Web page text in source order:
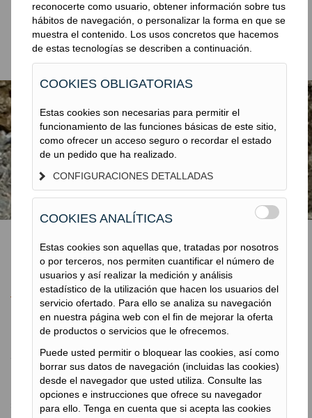
OBRAS
DESCARGAS
SOIL NAILING
Soil Nailing
TERRATEST
El Soil Nailing es una técnica utilizada para dar estabilidad al
suelo en las zonas donde los deslizamientos del terreno puedan
reconocerte como usuario, obtener información sobre tus
hábitos de navegación, o personalizar la forma en que se
muestra el contenido. Los usos concretos que hacemos
de estas tecnologías se describen a continuación.
COOKIES OBLIGATORIAS
Estas cookies son necesarias para permitir el
funcionamiento de las funciones básicas de este sitio,
como ofrecer un acceso seguro o recordar el estado
de un pedido que ha realizado.
CONFIGURACIONES DETALLADAS
COOKIES ANALÍTICAS
Estas cookies son aquellas que, tratadas por nosotros
o por terceros, nos permiten cuantificar el número de
usuarios y así realizar la medición y análisis
estadístico de la utilización que hacen los usuarios del
servicio ofertado. Para ello se analiza su navegación
en nuestra página web con el fin de mejorar la oferta
de productos o servicios que le ofrecemos.
Puede usted permitir o bloquear las cookies, así como
borrar sus datos de navegación (incluidas las cookies)
desde el navegador que usted utiliza. Consulte las
opciones e instrucciones que ofrece su navegador
para ello. Tenga en cuenta que si acepta las cookies